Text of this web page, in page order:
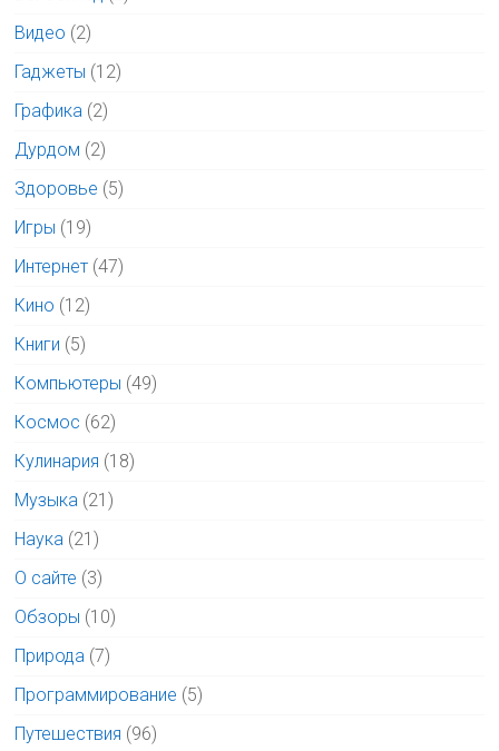
Видео (2)
Гаджеты (12)
Графика (2)
Дурдом (2)
Здоровье (5)
Игры (19)
Интернет (47)
Кино (12)
Книги (5)
Компьютеры (49)
Космос (62)
Кулинария (18)
Музыка (21)
Наука (21)
О сайте (3)
Обзоры (10)
Природа (7)
Программирование (5)
Путешествия (96)